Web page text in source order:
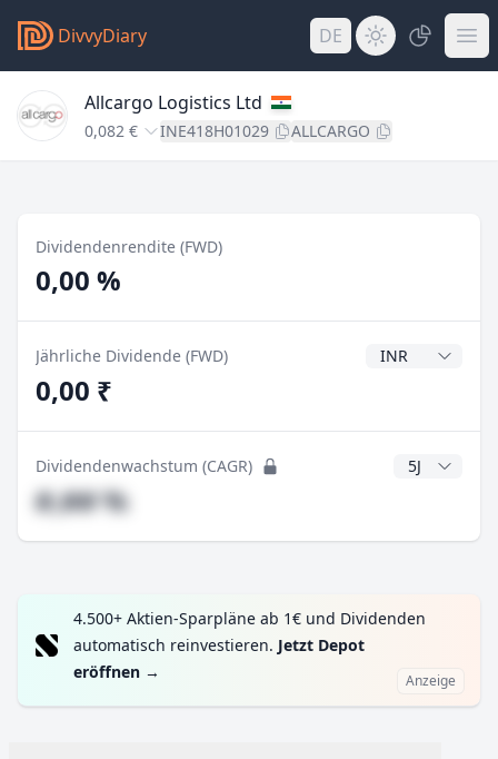
DivvyDiary DE
Allcargo Logistics Ltd
0,082 € INE418H01029 ALLCARGO
Dividendenrendite (FWD)
0,00 %
Jährliche Dividende (FWD)
0,00 ₹
Dividendenwachstum (CAGR) CAGR Jahre
#,## %
4.500+ Aktien-Sparpläne ab 1€ und Dividenden
automatisch reinvestieren. Jetzt Depot
eröffnen → Anzeige